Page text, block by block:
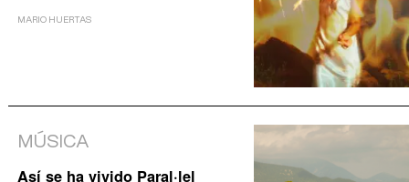
MARIO HUERTAS
MÚSICA
Así se ha vivido Paral·lel